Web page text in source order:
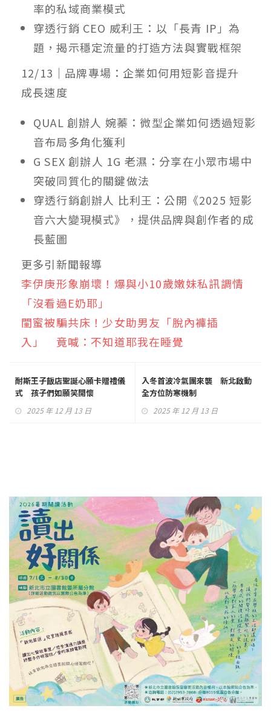
率的私域商業模式
穿透行銷 CEO 威利王：以「長青 IP」為
題，揭示穩定流量的打造方法與實戰框架
12/13｜品牌專場：企業如何用短影音提升
成長速度
QUAL 創辦人 婉蓁：微型企業如何透過短影
音布局多角化獲利
G SEX 創辦人 1G 老濕：分享在小眾市場中
突破同質化的關鍵做法
穿透行銷創辦人 比利王：公開《2025 短影
音六大變現模式》，提供品牌與創作者的成
長藍圖
更多引新聞報導
李伊庚形象崩壞！爆與小10歲嫩妹私訊調情
「沒看過E奶耶」
閨蜜被騙共床！少女助男友「脫內褲插
入」 竟喊：不知道耶我在睡覺
耐斯王子飯店聖誕心願卡贈禮儀
式 孩子們如願笑開懷
2025 年 12 月 13 日
入冬首波冷氣團來襲 新北啟動
全方位防寒機制
2025 年 12 月 13 日